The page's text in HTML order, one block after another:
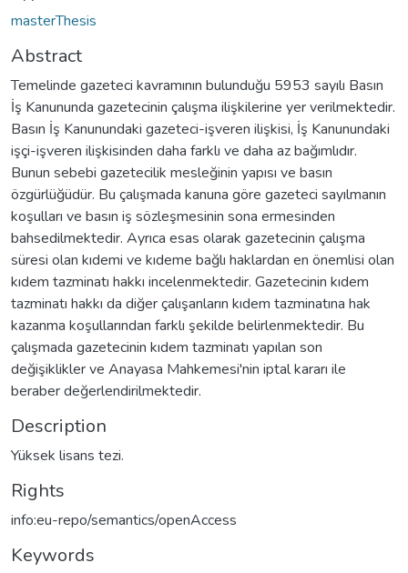
masterThesis
Abstract
Temelinde gazeteci kavramının bulunduğu 5953 sayılı Basın
İş Kanununda gazetecinin çalışma ilişkilerine yer verilmektedir.
Basın İş Kanunundaki gazeteci-işveren ilişkisi, İş Kanunundaki
işçi-işveren ilişkisinden daha farklı ve daha az bağımlıdır.
Bunun sebebi gazetecilik mesleğinin yapısı ve basın
özgürlüğüdür. Bu çalışmada kanuna göre gazeteci sayılmanın
koşulları ve basın iş sözleşmesinin sona ermesinden
bahsedilmektedir. Ayrıca esas olarak gazetecinin çalışma
süresi olan kıdemi ve kıdeme bağlı haklardan en önemlisi olan
kıdem tazminatı hakkı incelenmektedir. Gazetecinin kıdem
tazminatı hakkı da diğer çalışanların kıdem tazminatına hak
kazanma koşullarından farklı şekilde belirlenmektedir. Bu
çalışmada gazetecinin kıdem tazminatı yapılan son
değişiklikler ve Anayasa Mahkemesi'nin iptal kararı ile
beraber değerlendirilmektedir.
Description
Yüksek lisans tezi.
Rights
info:eu-repo/semantics/openAccess
Keywords